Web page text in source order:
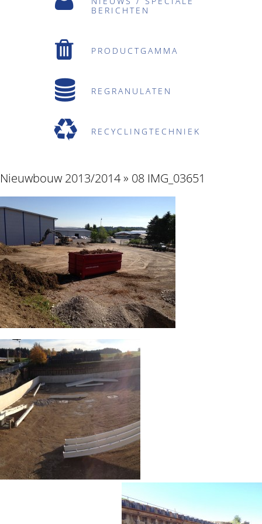
BERICHTEN
PRODUCTGAMMA
REGRANULATEN
RECYCLINGTECHNIEK
Nieuwbouw 2013/2014» 08 IMG_03651